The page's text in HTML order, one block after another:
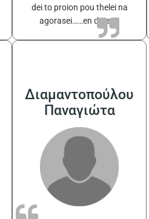
dei to proion pou thelei na
agorasei……en drasei!
Διαμαντοπούλου
Παναγιώτα